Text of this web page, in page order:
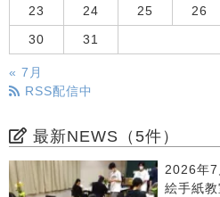
23 24 25 26
30 31
« 7月
RSS配信中
最新NEWS（5件）
2026年7
絵手紙